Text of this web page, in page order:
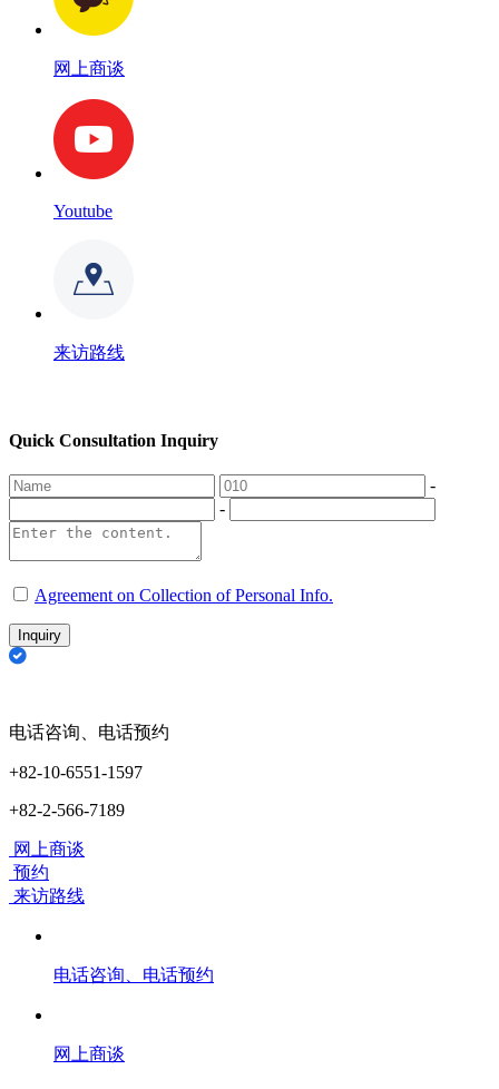
网上商谈
Youtube
来访路线
Quick Consultation Inquiry
-
-
Agreement on Collection of Personal Info.
Inquiry
电话咨询、电话预约
+82-10-6551-1597
+82-2-566-7189
网上商谈
预约
来访路线
电话咨询、电话预约
网上商谈